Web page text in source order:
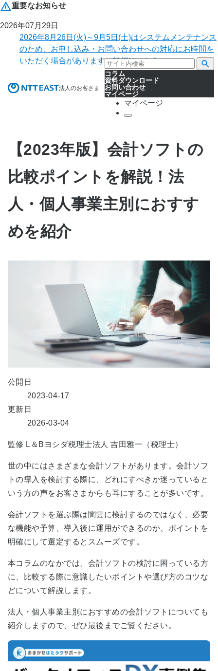
重要なお知らせ
2026年07月29日
2026年8月26日(火)～9月5日(土)はシステムメンテナンス
のため、お申し込み・お問い合わせへの対応にお時間を
いただく場合があります。詳細はこちら。
法人のお客さま
コラム
資料ダウンロード
お問い合わせ
マイページ
マイページ
【2023年版】会計ソフトの
比較ポイントを解説！法
人・個人事業主別におすす
めを紹介
公開日
2023-04-17
更新日
2026-03-04
監修 L＆Bヨシダ税理士法人 吉田雅一（税理士）
世の中にはさまざまな会計ソフトがあります。会計ソフ
トの導入を検討する際に、どれにすべきか迷っていると
いう方の声をお客さまからも耳にすることが多いです。
会計ソフトを選ぶ際は闇雲に検討するのではなく、必要
な機能や予算、導入後に運用ができるのか、ポイントを
明確にして選定するとスムーズです。
本コラムのなかでは、会計ソフトの検討に困っている方
に、比較する際に意識したいポイントや選び方のコツな
どについて解説します。
法人・個人事業主別におすすめの会計ソフトについても
紹介しますので、ぜひ最後までご覧ください。